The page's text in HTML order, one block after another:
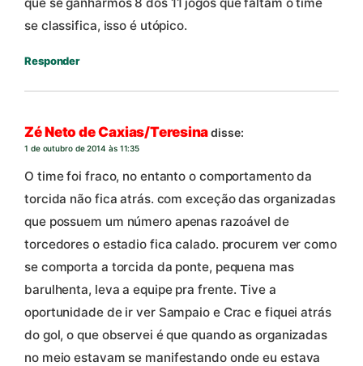
se classifica, isso é utópico.
Responder
Zé Neto de Caxias/Teresinadisse:
1 de outubro de 2014 às 11:35
O time foi fraco, no entanto o comportamento da
torcida não fica atrás. com exceção das organizadas
que possuem um número apenas razoável de
torcedores o estadio fica calado. procurem ver como
se comporta a torcida da ponte, pequena mas
barulhenta, leva a equipe pra frente. Tive a
oportunidade de ir ver Sampaio e Crac e fiquei atrás
do gol, o que observei é que quando as organizadas
no meio estavam se manifestando onde eu estava